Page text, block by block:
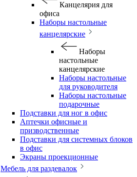
Канцелярия для
офиса
Наборы настольные
канцелярские
Наборы
настольные
канцелярские
Наборы настольные
для руководителя
Наборы настольные
подарочные
Подставки для ног в офис
Аптечки офисные и
призводственные
Подставки для системных блоков
в офис
Экраны проекционные
Мебель для раздевалок